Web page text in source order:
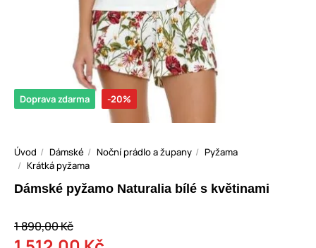
Doprava zdarma -20%
Úvod Dámské Noční prádlo a župany
Pyžama
Krátká pyžama
Dámské pyžamo Naturalia bílé s květinami
1 890,00 Kč